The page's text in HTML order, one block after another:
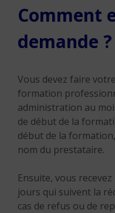
Comment
demande ?
Vous devez faire
formation
administration au
de début de la
début de la
nom du prestataire.
Ensuite, vous
jours qui suivent la
cas de refus ou de